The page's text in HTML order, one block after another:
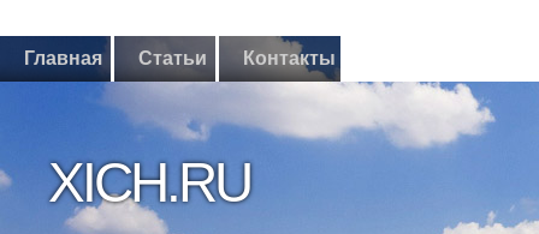
Главная Статьи Контакты
XICH.RU